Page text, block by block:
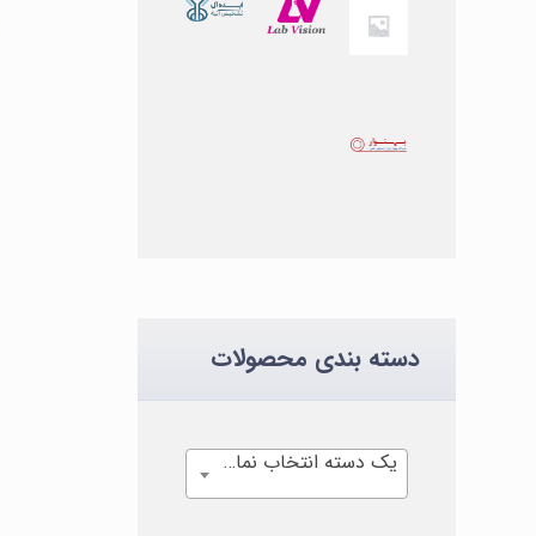
دسته بندی محصولات
یک دسته انتخاب نمایید